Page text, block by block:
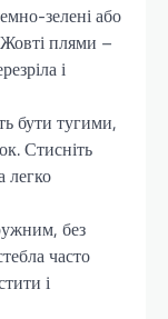
зелені або
Жовті плями –
і
бути тугими,
Стисніть
легко
без
часто
і